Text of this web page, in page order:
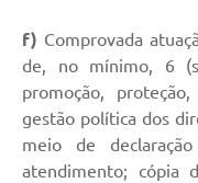
PROCON SR
Qualifica São Roque
Sala do Empreendedor -
f) Comprovada
de, no mínimo, 6
promoção,
gestão política dos
meio de
atendimento; cópia